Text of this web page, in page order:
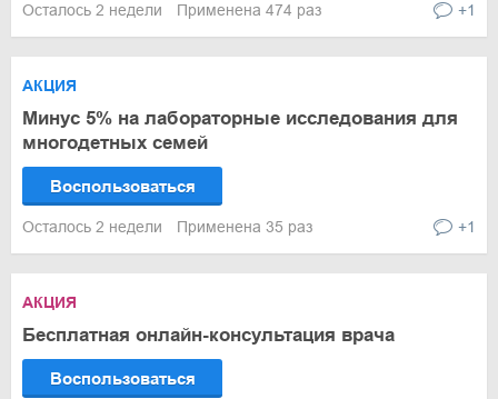
Осталось 2 недели Применена 474 раз +1
АКЦИЯ
Минус 5% на лабораторные исследования для
многодетных семей
Воспользоваться
Осталось 2 недели Применена 35 раз +1
АКЦИЯ
Бесплатная онлайн-консультация врача
Воспользоваться